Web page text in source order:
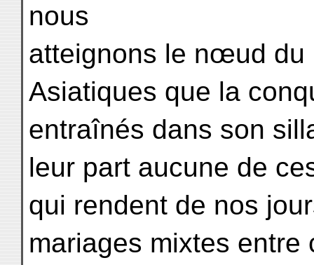
nous
atteignons le nœud du
Asiatiques que la
entraînés dans son
leur part aucune de
qui rendent de nos
mariages mixtes entre